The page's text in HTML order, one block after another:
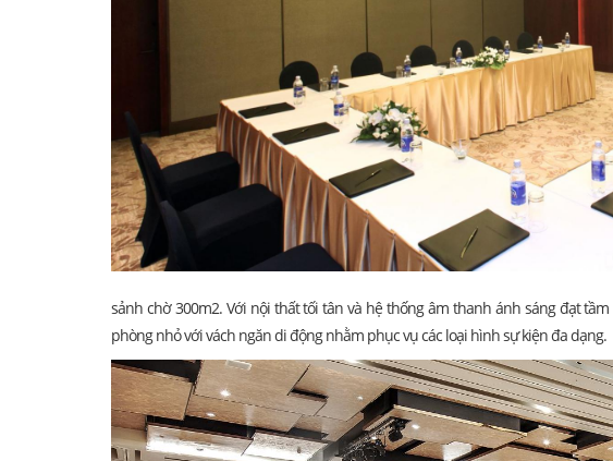
sảnh chờ 300m2. Với nội thất tối tân và hệ thống âm thanh ánh sáng đạt
phòng nhỏ với vách ngăn di động nhằm phục vụ các loại hình sự kiện đa dạng.